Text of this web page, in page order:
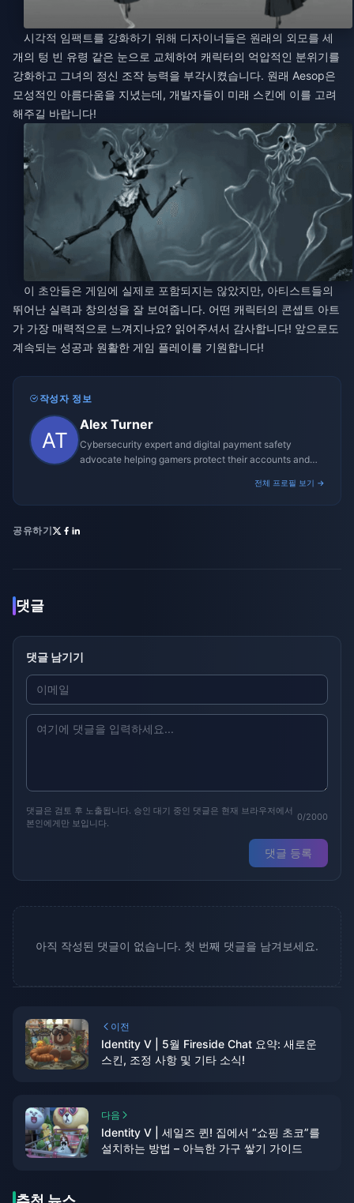
시각적 임팩트를 강화하기 위해 디자이너들은 원래의 외모를 세
개의 텅 빈 유령 같은 눈으로 교체하여 캐릭터의 억압적인 분위기를
강화하고 그녀의 정신 조작 능력을 부각시켰습니다. 원래 Aesop은
모성적인 아름다움을 지녔는데, 개발자들이 미래 스킨에 이를 고려
해주길 바랍니다!
이 초안들은 게임에 실제로 포함되지는 않았지만, 아티스트들의
뛰어난 실력과 창의성을 잘 보여줍니다. 어떤 캐릭터의 콘셉트 아트
가 가장 매력적으로 느껴지나요? 읽어주셔서 감사합니다! 앞으로도
계속되는 성공과 원활한 게임 플레이를 기원합니다!
작성자 정보
Alex Turner
Cybersecurity expert and digital payment safety
advocate helping gamers protect their accounts and
전체 프로필 보기 →
공유하기
댓글
댓글 남기기
댓글은 검토 후 노출됩니다. 승인 대기 중인 댓글은 현재 브라우저에서
본인에게만 보입니다.
0/2000
댓글 등록
아직 작성된 댓글이 없습니다. 첫 번째 댓글을 남겨보세요.
이전
Identity V | 5월 Fireside Chat 요약: 새로운
스킨, 조정 사항 및 기타 소식!
다음
Identity V | 세일즈 퀸! 집에서 “쇼핑 초코”를
설치하는 방법 – 아늑한 가구 쌓기 가이드